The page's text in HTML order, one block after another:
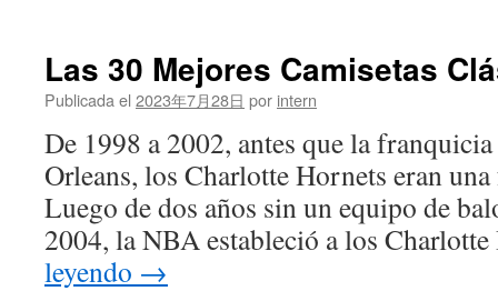
en
Las 30 Mejores Camisetas
Publicada el 2023年7月28日 por intern
De 1998 a 2002, antes que la franquicia
Orleans, los Charlotte Hornets eran
Luego de dos años sin un equipo de
2004, la NBA estableció a los
leyendo →